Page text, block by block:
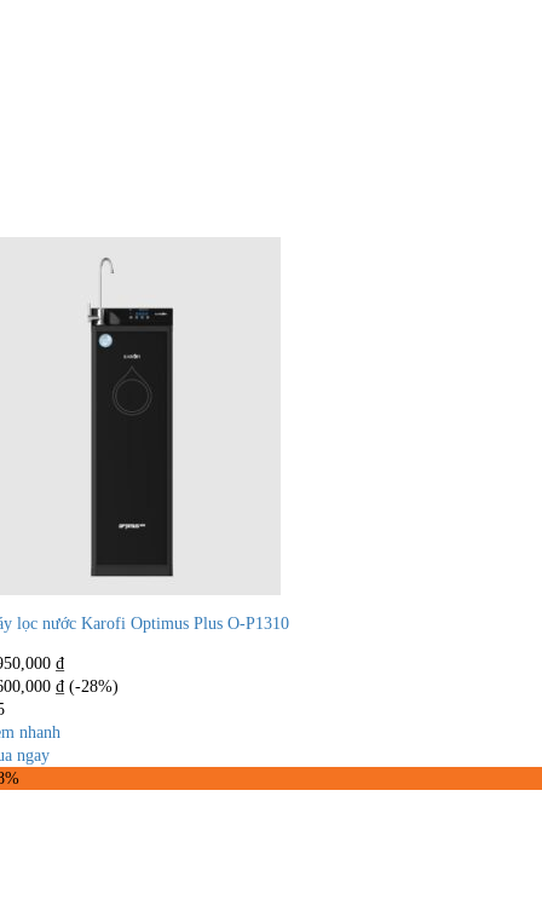
lọc nước Karofi Optimus Plus O-P1310
₫
₫ (-28%)
nhanh
ngay